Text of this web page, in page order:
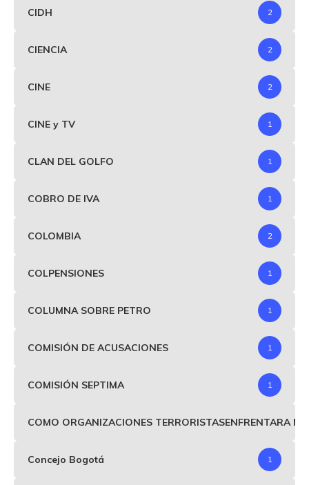
CIDH 2
CIENCIA 2
CINE 2
CINE y TV 1
CLAN DEL GOLFO 1
COBRO DE IVA 1
COLOMBIA 2
COLPENSIONES 1
COLUMNA SOBRE PETRO 1
COMISIÓN DE ACUSACIONES 1
COMISIÓN SEPTIMA 1
COMO ORGANIZACIONES TERRORISTASENFRENTARA
Concejo Bogotá 1